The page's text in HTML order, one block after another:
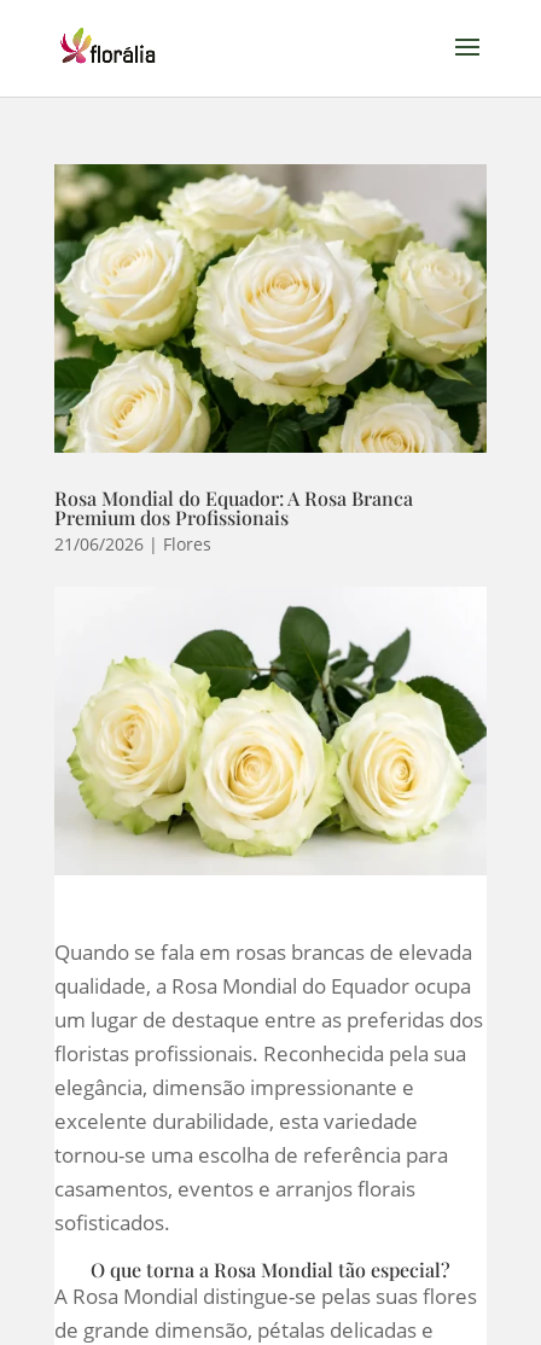
Rosa Mondial do Equador: A Rosa Branca
Premium dos Profissionais
21/06/2026| Flores
Quando se fala em rosas brancas de elevada
qualidade, a Rosa Mondial do Equador ocupa
um lugar de destaque entre as preferidas dos
floristas profissionais. Reconhecida pela sua
elegância, dimensão impressionante e
excelente durabilidade, esta variedade
tornou-se uma escolha de referência para
casamentos, eventos e arranjos florais
sofisticados.
O que torna a Rosa Mondial tão especial?
A Rosa Mondial distingue-se pelas suas flores
de grande dimensão, pétalas delicadas e